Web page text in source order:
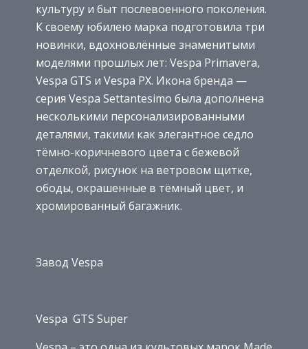
культуру и быт послевоенного поколения.
К своему юбилею марка подготовила три
новинки, вдохновлённые знаменитыми
моделями прошлых лет: Vespa Primavera,
Vespa GTS и Vespa PX. Икона бренда —
серия Vespa Settantesimo была дополнена
несколькими персонализированными
деталями, такими как элегантное седло
тёмно-коричневого цвета с бежевой
отделкой, рисунок на ветровом щитке,
ободы, окрашенные в тёмный цвет, и
хромированный багажник.
Завод Vespa
Vespa GTS Super